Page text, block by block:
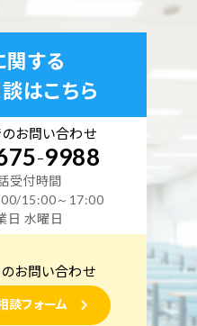
する
はこちら
お問い合わせ
-9988
受付時間
15:00～17:00
日 水曜日
お問い合わせ
談フォーム